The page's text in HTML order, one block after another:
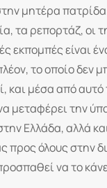
μητέρα
τα ρεπορτάζ, οι
εκπομπές είναι
το οποίο δεν
και μέσα από αυτό
μεταφέρει την
Ελλάδα, αλλά
προς όλους στην
να το